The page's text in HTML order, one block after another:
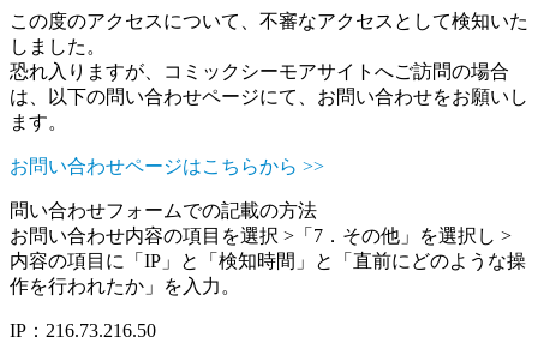
この度のアクセスについて、不審なアクセスとして検知いた
しました。
恐れ入りますが、コミックシーモアサイトへご訪問の場合
は、以下の問い合わせページにて、お問い合わせをお願いし
ます。
お問い合わせページはこちらから >>
問い合わせフォームでの記載の方法
お問い合わせ内容の項目を選択 >「7．その他」を選択し >
内容の項目に「IP」と「検知時間」と「直前にどのような操
作を行われたか」を入力。
IP：216.73.216.50